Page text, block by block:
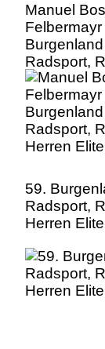
Manuel
Radsport,
Herren
59.
Radsport,
Herren